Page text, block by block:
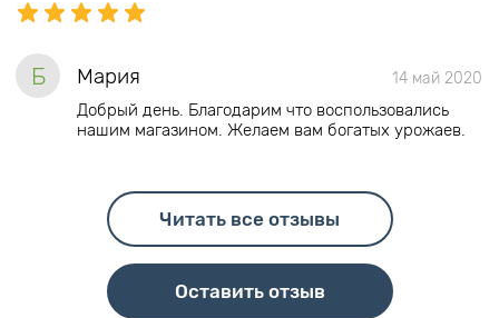
Б Мария 14 май 2020
Добрый день. Благодарим что воспользовались
нашим магазином. Желаем вам богатых урожаев.
Читать все отзывы
Оставить отзыв